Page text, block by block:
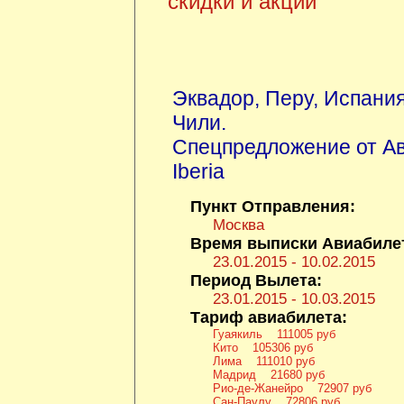
Эквадор, Перу,
Чили.
Спецпредложение от
Iberia
Пункт Отправления:
Москва
Время выписки
23.01.2015 - 10.02.2015
Период Вылета:
23.01.2015 - 10.03.2015
Тариф авиабилета:
Гуаякиль 111005 руб
Кито 105306 руб
Лима 111010 руб
Мадрид 21680 руб
Рио-де-Жанейро 72907 руб